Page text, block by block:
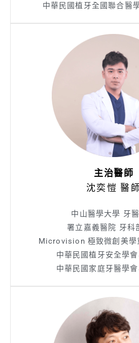
中華民國植牙全國聯合醫
主治醫師
沈奕愷 醫師
中山醫學大學 牙
署立嘉義醫院 牙科
Microvision 極致微創美學
中華民國植牙安全學
中華民國家庭牙醫學